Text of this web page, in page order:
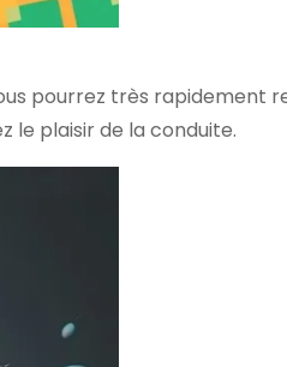
pourrez très rapidement
le plaisir de la conduite.